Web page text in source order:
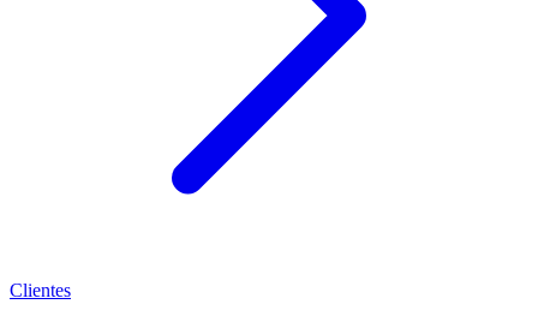
Clientes